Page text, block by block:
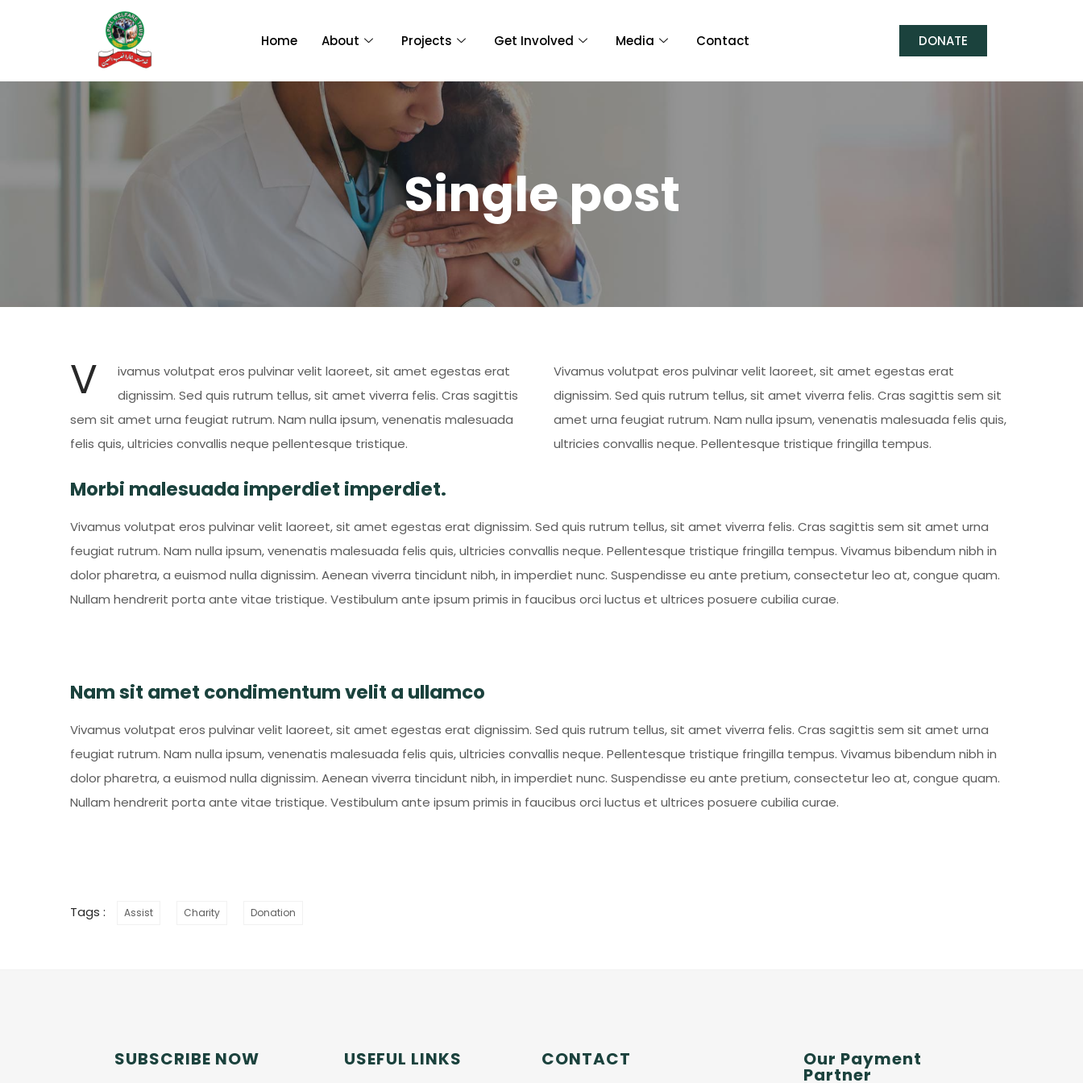
Home About Projects Get Involved Media Contact DONATE
Single post
V
ivamus volutpat eros pulvinar velit laoreet, sit amet egestas erat
dignissim. Sed quis rutrum tellus, sit amet viverra felis. Cras sagittis
sem sit amet urna feugiat rutrum. Nam nulla ipsum, venenatis malesuada
felis quis, ultricies convallis neque pellentesque tristique.
Vivamus volutpat eros pulvinar velit laoreet, sit amet egestas erat
dignissim. Sed quis rutrum tellus, sit amet viverra felis. Cras sagittis sem sit
amet urna feugiat rutrum. Nam nulla ipsum, venenatis malesuada felis quis,
ultricies convallis neque. Pellentesque tristique fringilla tempus.
Morbi malesuada imperdiet imperdiet.
Vivamus volutpat eros pulvinar velit laoreet, sit amet egestas erat dignissim. Sed quis rutrum tellus, sit amet viverra felis. Cras sagittis sem sit amet urna
feugiat rutrum. Nam nulla ipsum, venenatis malesuada felis quis, ultricies convallis neque. Pellentesque tristique fringilla tempus. Vivamus bibendum nibh in
dolor pharetra, a euismod nulla dignissim. Aenean viverra tincidunt nibh, in imperdiet nunc. Suspendisse eu ante pretium, consectetur leo at, congue quam.
Nullam hendrerit porta ante vitae tristique. Vestibulum ante ipsum primis in faucibus orci luctus et ultrices posuere cubilia curae.
Nam sit amet condimentum velit a ullamco
Vivamus volutpat eros pulvinar velit laoreet, sit amet egestas erat dignissim. Sed quis rutrum tellus, sit amet viverra felis. Cras sagittis sem sit amet urna
feugiat rutrum. Nam nulla ipsum, venenatis malesuada felis quis, ultricies convallis neque. Pellentesque tristique fringilla tempus. Vivamus bibendum nibh in
dolor pharetra, a euismod nulla dignissim. Aenean viverra tincidunt nibh, in imperdiet nunc. Suspendisse eu ante pretium, consectetur leo at, congue quam.
Nullam hendrerit porta ante vitae tristique. Vestibulum ante ipsum primis in faucibus orci luctus et ultrices posuere cubilia curae.
Tags : Assist Charity Donation
SUBSCRIBE NOW USEFUL LINKS CONTACT Our Payment
Partner